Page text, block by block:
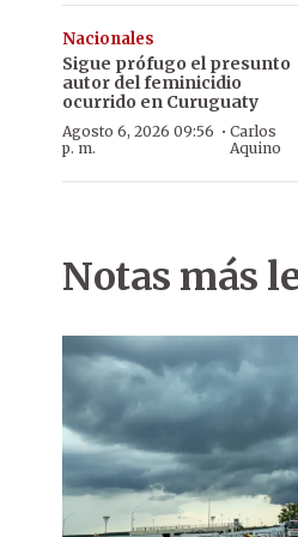
Nacionales
Sigue prófugo el presunto
autor del feminicidio
ocurrido en Curuguaty
Agosto 6, 2026 09:56
p. m.
·Carlos
Aquino
Notas más